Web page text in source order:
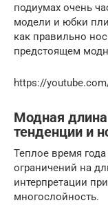
подиумах очень
модели и юбки
как правильно
предстоящем
https://
Модная
тенденции и
Теплое время
ограничений на
интерпретации
многослойность.